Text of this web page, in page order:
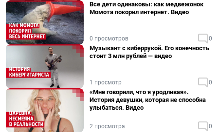
Все дети одинаковы: как медвежонок
Момота покорил интернет. Видео
0 просмотров 0
Музыкант с киберрукой. Его конечность
стоит 3 млн рублей — видео
1 просмотр 0
«Мне говорили, что я уродливая».
История девушки, которая не способна
улыбаться. Видео
2 просмотра 0